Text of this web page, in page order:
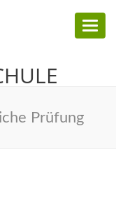
Toggle
Prüfung